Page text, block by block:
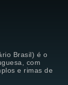
Brasil) é o
com
e rimas de